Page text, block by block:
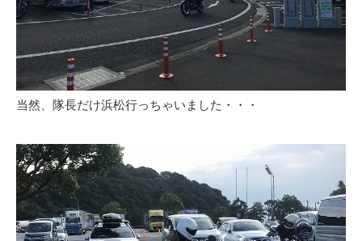
当然、隊長だけ浜松行っちゃいました・・・